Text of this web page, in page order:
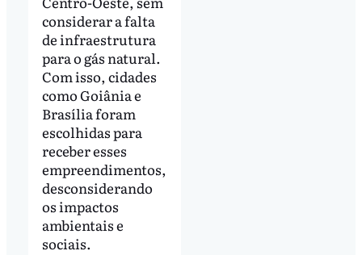
considerar a falta
de infraestrutura
para o gás natural.
Com isso, cidades
como Goiânia e
Brasília foram
escolhidas para
receber esses
empreendimentos,
desconsiderando
os impactos
ambientais e
sociais.